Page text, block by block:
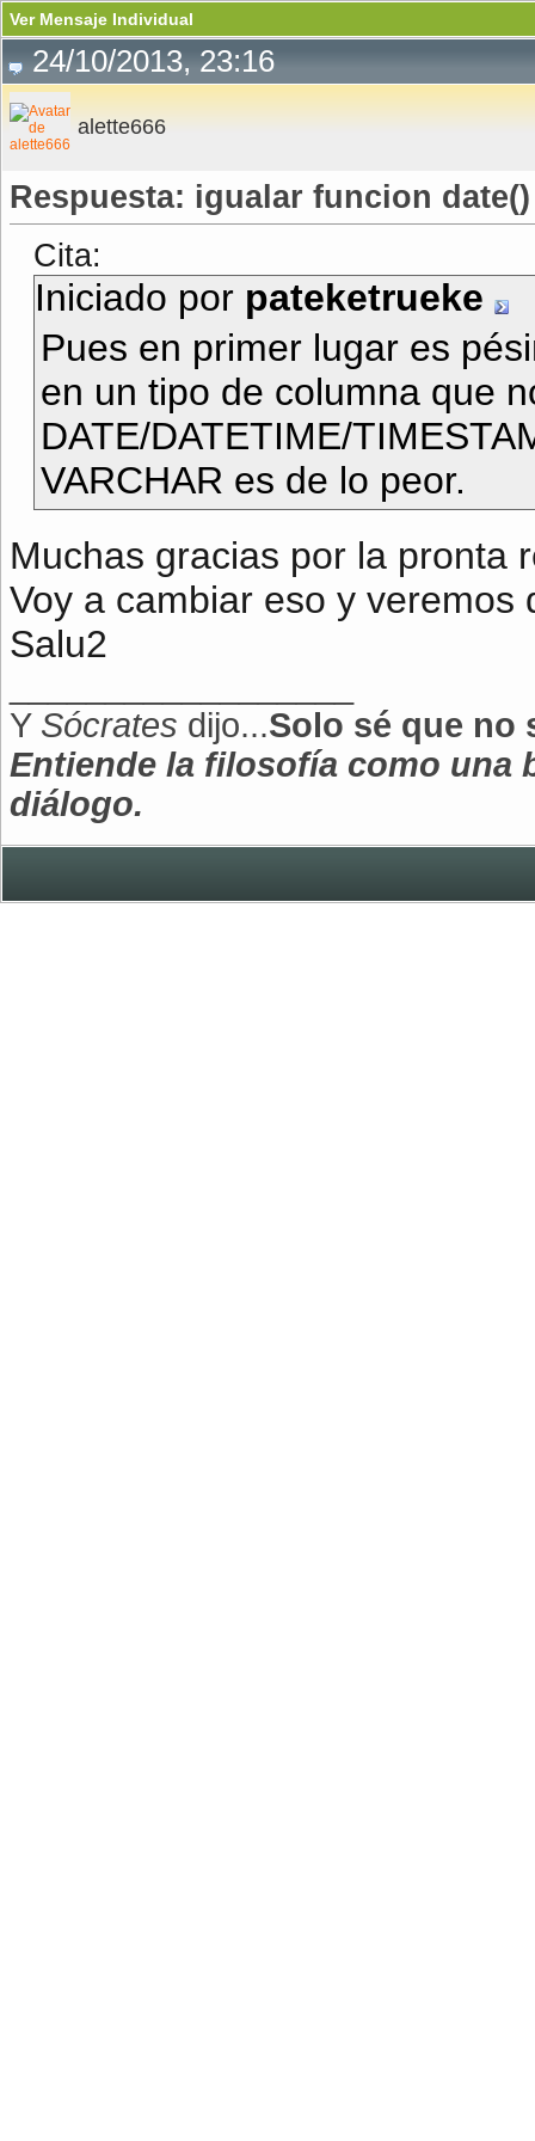
Ver Mensaje Individual
24/10/2013, 23:16
alette666
Respuesta: igualar funcion
Cita:
Iniciado por pateketrueke
Pues en primer lugar es
en un tipo de columna que
DATE/DATETIME/
VARCHAR es de lo peor.
Muchas gracias por la pronta
Voy a cambiar eso y
Salu2
Y Sócrates dijo...Solo sé que no
Entiende la filosofía como una
diálogo.